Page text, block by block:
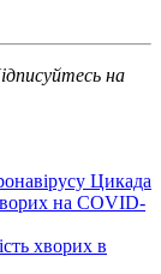
на
Цикада
на COVID-
хворих в